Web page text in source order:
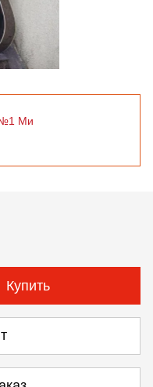
№1 Ми
Купить